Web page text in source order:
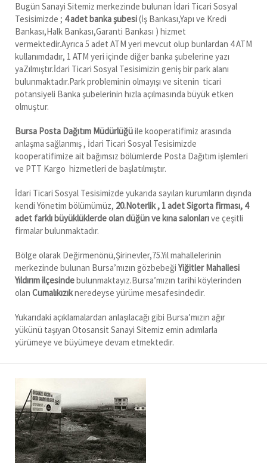
Bugün Sanayi Sitemiz merkezinde bulunan İdari Ticari Sosyal
Tesisimizde ; 4 adet banka şubesi(İş Bankası,Yapı ve Kredi
Bankası,Halk Bankası,Garanti Bankası ) hizmet
vermektedir.Ayrıca 5 adet ATM yeri mevcut olup bunlardan 4 ATM
kullanımdadır, 1 ATM yeri içinde diğer banka şubelerine yazı
yaZılmıştır.İdari Ticari Sosyal Tesisimizin geniş bir park alanı
bulunmaktadır.Park probleminin olmayışı ve sitenin ticari
potansiyeli Banka şubelerinin hızla açılmasında büyük etken
olmuştur.
Bursa Posta Dağıtım Müdürlüğüile kooperatifimiz arasında
anlaşma sağlanmış , İdari Ticari Sosyal Tesisimizde
kooperatifimize ait bağımsız bölümlerde Posta Dağıtım işlemleri
ve PTT Kargo hizmetleri de başlatılmıştır.
İdari Ticari Sosyal Tesisimizde yukarıda sayılan kurumların dışında
kendi Yönetim bölümümüz, 20.Noterlik , 1 adet Sigorta firması, 4
adet farklı büyüklüklerde olan düğün ve kına salonlarıve çeşitli
firmalar bulunmaktadır.
Bölge olarak Değirmenönü,Şirinevler,75.Yıl mahallelerinin
merkezinde bulunan Bursa’mızın gözbebeği Yiğitler Mahallesi
Yıldırım ilçesindebulunmaktayız.Bursa’mızın tarihi köylerinden
olan Cumalıkızıkneredeyse yürüme mesafesindedir.
Yukarıdaki açıklamalardan anlaşılacağı gibi Bursa’mızın ağır
yükünü taşıyan Otosansit Sanayi Sitemiz emin adımlarla
yürümeye ve büyümeye devam etmektedir.